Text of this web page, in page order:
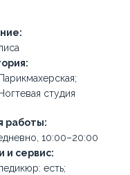
Парикмахерская;
Ногтевая студия
работы:
10:00–20:00
и сервис:
есть;